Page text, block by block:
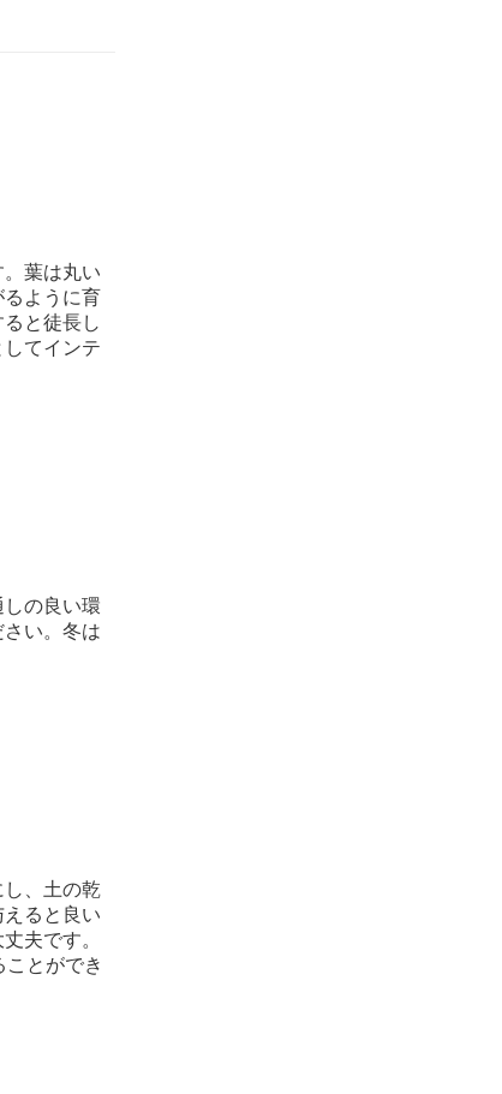
葉は丸い
ように育
と徒長し
てインテ
の良い環
い。冬は
、土の乾
ると良い
夫です。
とができ